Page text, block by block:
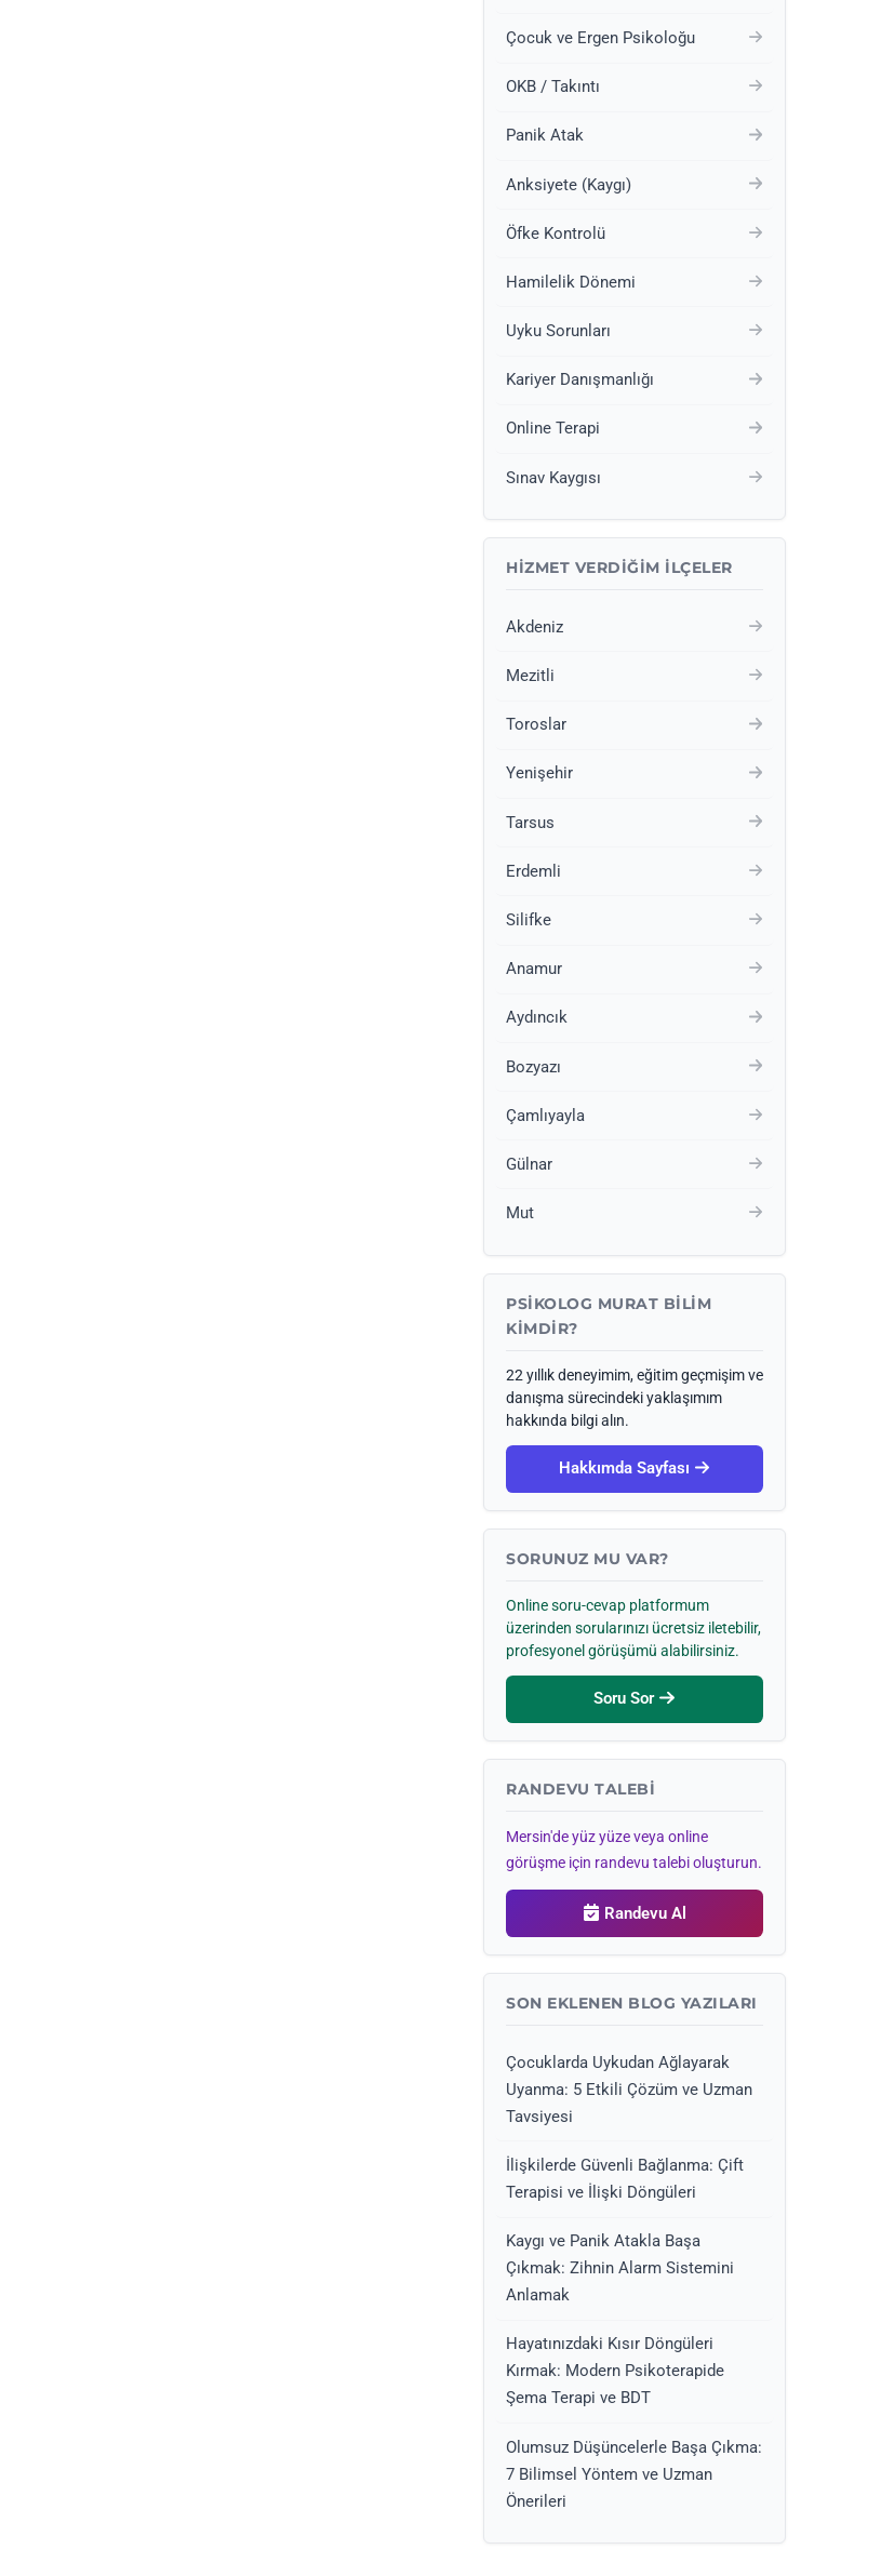
Çocuk ve Ergen Psikoloğu
OKB / Takıntı
Panik Atak
Anksiyete (Kaygı)
Öfke Kontrolü
Hamilelik Dönemi
Uyku Sorunları
Kariyer Danışmanlığı
Online Terapi
Sınav Kaygısı
HIZMET VERDIĞIM İLÇELER
Akdeniz
Mezitli
Toroslar
Yenişehir
Tarsus
Erdemli
Silifke
Anamur
Aydıncık
Bozyazı
Çamlıyayla
Gülnar
Mut
PSIKOLOG MURAT BILIM
KIMDIR?
22 yıllık deneyimim, eğitim geçmişim ve
danışma sürecindeki yaklaşımım
hakkında bilgi alın.
Hakkımda Sayfası
SORUNUZ MU VAR?
Online soru-cevap platformum
üzerinden sorularınızı ücretsiz iletebilir,
profesyonel görüşümü alabilirsiniz.
Soru Sor
RANDEVU TALEBI
Mersin'de yüz yüze veya online
görüşme için randevu talebi oluşturun.
Randevu Al
SON EKLENEN BLOG YAZILARI
Çocuklarda Uykudan Ağlayarak
Uyanma: 5 Etkili Çözüm ve Uzman
Tavsiyesi
İlişkilerde Güvenli Bağlanma: Çift
Terapisi ve İlişki Döngüleri
Kaygı ve Panik Atakla Başa
Çıkmak: Zihnin Alarm Sistemini
Anlamak
Hayatınızdaki Kısır Döngüleri
Kırmak: Modern Psikoterapide
Şema Terapi ve BDT
Olumsuz Düşüncelerle Başa Çıkma:
7 Bilimsel Yöntem ve Uzman
Önerileri